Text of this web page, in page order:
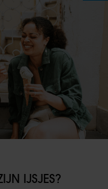
IJSJES?